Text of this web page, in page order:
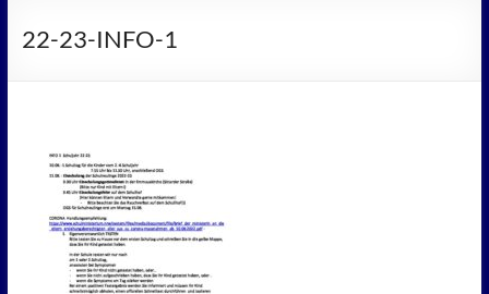
22-23-INFO-1